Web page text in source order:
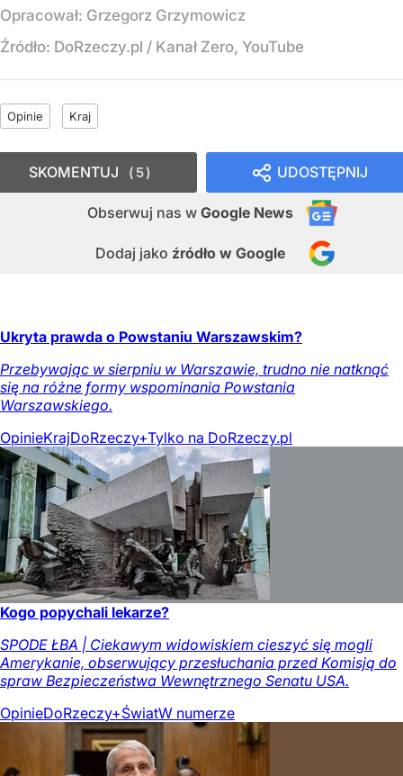
Opracował: Grzegorz Grzymowicz
Źródło: DoRzeczy.pl / Kanał Zero, YouTube
Opinie Kraj
UDOSTĘPNIJ
Obserwuj nas w Google News
Dodaj jako źródło w Google
SKOMENTUJ 5
Ukryta prawda o Powstaniu Warszawskim?
Przebywając w sierpniu w Warszawie, trudno nie natknąć
się na różne formy wspominania Powstania
Warszawskiego.
OpinieKrajDoRzeczy+Tylko na DoRzeczy.pl
Kogo popychali lekarze?
SPODE ŁBA | Ciekawym widowiskiem cieszyć się mogli
Amerykanie, obserwujący przesłuchania przed Komisją do
spraw Bezpieczeństwa Wewnętrznego Senatu USA.
OpinieDoRzeczy+ŚwiatW numerze